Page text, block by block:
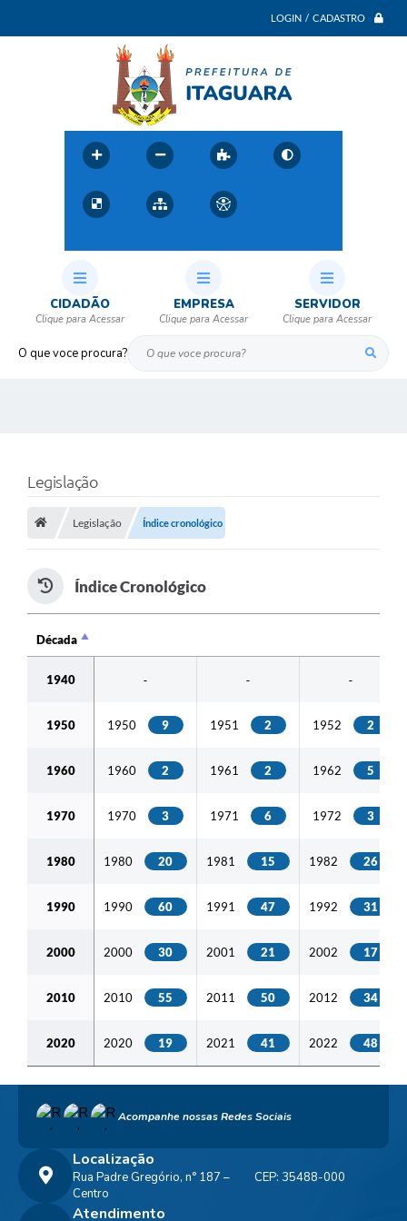
LOGIN / CADASTRO
O que voce procura?
CIDADÃO EMPRESA SERVIDOR
Legislação
Legislação Índice cronológico
Índice Cronológico
Década
1940
- - -
1950 1950 9 1951 2 1952 2
1960 1960 2 1961 2 1962 5
1970 1970 3 1971 6 1972 3
1980 1980 20 1981 15 1982 26
1990 1990 60 1991 47 1992 31
2000 2000 30 2001 21 2002 17
2010 2010 55 2011 50 2012 34
2020 2020 19 2021 41 2022 48
Acompanhe nossas Redes Sociais
Localização
Rua Padre Gregório, n° 187 –
Centro
CEP: 35488-000
Atendimento